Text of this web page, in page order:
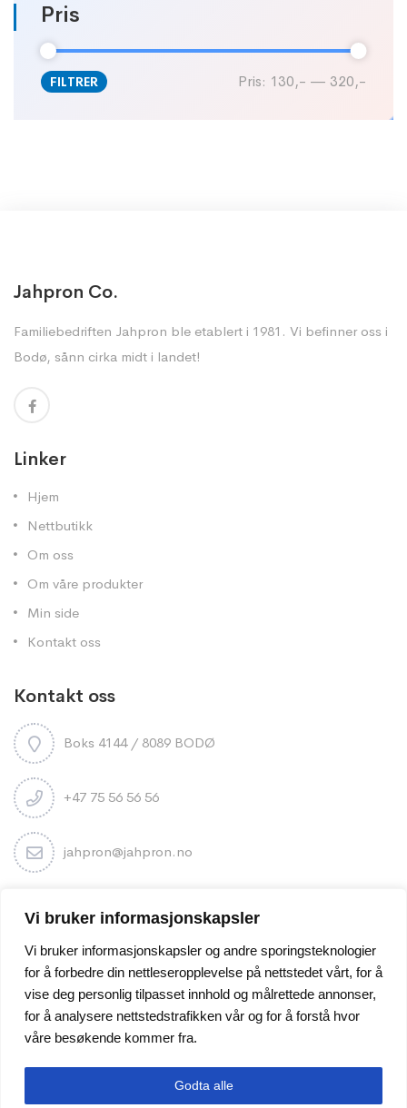
Vi bruker informasjonskapsler
Vi bruker informasjonskapsler og andre sporingsteknologier
for å forbedre din nettleseropplevelse på nettstedet vårt, for å
vise deg personlig tilpasset innhold og målrettede annonser,
for å analysere nettstedstrafikken vår og for å forstå hvor
våre besøkende kommer fra.
Godta alle
Pris
FILTRER Pris: 130,- — 320,-
Jahpron Co.
Familiebedriften Jahpron ble etablert i 1981. Vi befinner oss i
Bodø, sånn cirka midt i landet!
Linker
Hjem
Nettbutikk
Om oss
Om våre produkter
Min side
Kontakt oss
Kontakt oss
Boks 4144 / 8089 BODØ
+47 75 56 56 56
jahpron@jahpron.no
Nyhetsbrev